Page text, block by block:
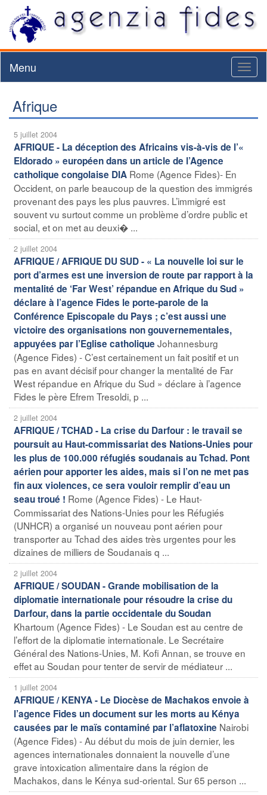
Menu
Afrique
5 juillet 2004
AFRIQUE - La déception des Africains vis-à-vis de l’«
Eldorado » européen dans un article de l’Agence
catholique congolaise DIA Rome (Agence Fides)- En
Occident, on parle beaucoup de la question des immigrés
provenant des pays les plus pauvres. L’immigré est
souvent vu surtout comme un problème d’ordre public et
social, et on met au deuxi� ...
2 juillet 2004
AFRIQUE / AFRIQUE DU SUD - « La nouvelle loi sur le
port d’armes est une inversion de route par rapport à la
mentalité de ‘Far West’ répandue en Afrique du Sud »
déclare à l’agence Fides le porte-parole de la
Conférence Episcopale du Pays ; c’est aussi une
victoire des organisations non gouvernementales,
appuyées par l’Eglise catholique Johannesburg
(Agence Fides) - C’est certainement un fait positif et un
pas en avant décisif pour changer la mentalité de Far
West répandue en Afrique du Sud » déclare à l’agence
Fides le père Efrem Tresoldi, p ...
2 juillet 2004
AFRIQUE / TCHAD - La crise du Darfour : le travail se
poursuit au Haut-commissariat des Nations-Unies pour
les plus de 100.000 réfugiés soudanais au Tchad. Pont
aérien pour apporter les aides, mais si l’on ne met pas
fin aux violences, ce sera vouloir remplir d’eau un
seau troué ! Rome (Agence Fides) - Le Haut-
Commissariat des Nations-Unies pour les Réfugiés
(UNHCR) a organisé un nouveau pont aérien pour
transporter au Tchad des aides très urgentes pour les
dizaines de milliers de Soudanais q ...
2 juillet 2004
AFRIQUE / SOUDAN - Grande mobilisation de la
diplomatie internationale pour résoudre la crise du
Darfour, dans la partie occidentale du Soudan
Khartoum (Agence Fides) - Le Soudan est au centre de
l’effort de la diplomatie internationale. Le Secrétaire
Général des Nations-Unies, M. Kofi Annan, se trouve en
effet au Soudan pour tenter de servir de médiateur ...
1 juillet 2004
AFRIQUE / KENYA - Le Diocèse de Machakos envoie à
l’agence Fides un document sur les morts au Kénya
causées par le maïs contaminé par l’aflatoxine Nairobi
(Agence Fides) - Au début du mois de juin dernier, les
agences internationales donnaient la nouvelle d’une
grave intoxication alimentaire dans la région de
Machakos, dans le Kénya sud-oriental. Sur 65 person ...